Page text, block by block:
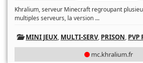
Khralium, serveur Minecraft regroupant
multiples serveurs, la version ...
MINI JEUX, MULTI-SERV, PRISON, PVP
mc.khralium.fr